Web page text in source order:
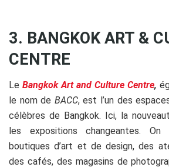
3. BANGKOK ART &
CENTRE
Le Bangkok Art and Culture Centre,
le nom de BACC, est l’un des
célèbres de Bangkok. Ici, la
les expositions changeantes.
boutiques d’art et de design, des
des cafés, des magasins de